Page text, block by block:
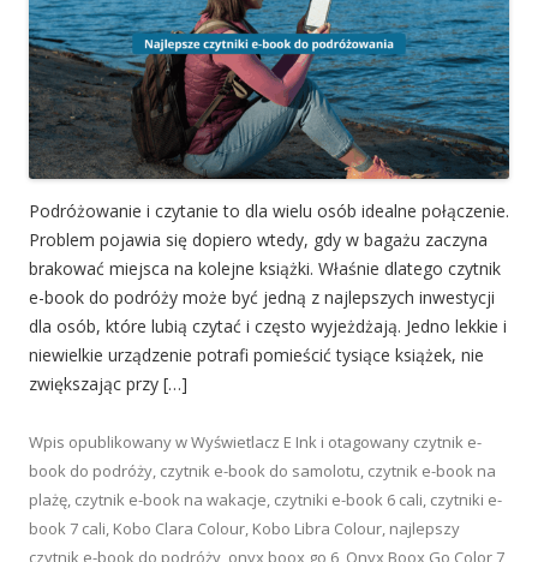
Podróżowanie i czytanie to dla wielu osób idealne połączenie.
Problem pojawia się dopiero wtedy, gdy w bagażu zaczyna
brakować miejsca na kolejne książki. Właśnie dlatego czytnik
e-book do podróży może być jedną z najlepszych inwestycji
dla osób, które lubią czytać i często wyjeżdżają. Jedno lekkie i
niewielkie urządzenie potrafi pomieścić tysiące książek, nie
zwiększając przy […]
Wpis opublikowany wWyświetlacz E Ink i otagowany czytnik e-
book do podróży, czytnik e-book do samolotu, czytnik e-book na
plażę, czytnik e-book na wakacje, czytniki e-book 6 cali, czytniki e-
book 7 cali, Kobo Clara Colour, Kobo Libra Colour, najlepszy
czytnik e-book do podróży onyx boox go 6 Onyx Boox Go Color 7